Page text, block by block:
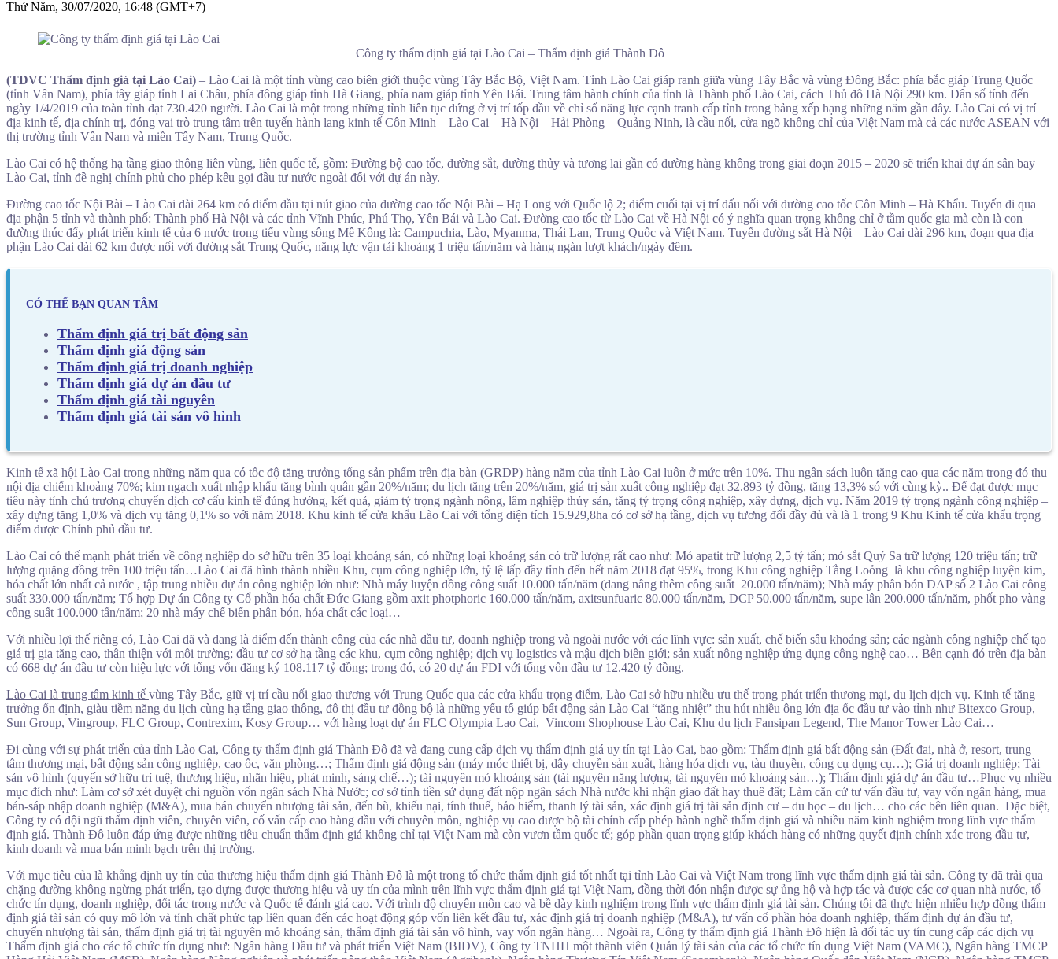
Thứ Năm, 30/07/2020, 16:48 (GMT+7)
Công ty thẩm định giá tại Lào Cai – Thẩm định giá Thành Đô
(TDVC Thẩm định giá tại Lào Cai) – Lào Cai là một tỉnh vùng cao biên giới thuộc vùng Tây Bắc Bộ, Việt Nam. Tỉnh Lào Cai giáp ranh giữa vùng Tây Bắc và vùng Đông Bắc: phía bắc giáp Trung Quốc
(tỉnh Vân Nam), phía tây giáp tỉnh Lai Châu, phía đông giáp tỉnh Hà Giang, phía nam giáp tỉnh Yên Bái. Trung tâm hành chính của tỉnh là Thành phố Lào Cai, cách Thủ đô Hà Nội 290 km. Dân số tính đến
ngày 1/4/2019 của toàn tỉnh đạt 730.420 người. Lào Cai là một trong những tỉnh liên tục đứng ở vị trí tốp đầu về chỉ số năng lực cạnh tranh cấp tỉnh trong bảng xếp hạng những năm gần đây. Lào Cai có vị trí
địa kinh tế, địa chính trị, đóng vai trò trung tâm trên tuyến hành lang kinh tế Côn Minh – Lào Cai – Hà Nội – Hải Phòng – Quảng Ninh, là cầu nối, cửa ngõ không chỉ của Việt Nam mà cả các nước ASEAN với
thị trường tỉnh Vân Nam và miền Tây Nam, Trung Quốc.
Lào Cai có hệ thống hạ tầng giao thông liên vùng, liên quốc tế, gồm: Đường bộ cao tốc, đường sắt, đường thủy và tương lai gần có đường hàng không trong giai đoạn 2015 – 2020 sẽ triển khai dự án sân bay
Lào Cai, tỉnh đề nghị chính phủ cho phép kêu gọi đầu tư nước ngoài đối với dự án này.
Đường cao tốc Nội Bài – Lào Cai dài 264 km có điểm đầu tại nút giao của đường cao tốc Nội Bài – Hạ Long với Quốc lộ 2; điểm cuối tại vị trí đấu nối với đường cao tốc Côn Minh – Hà Khẩu. Tuyến đi qua
địa phận 5 tỉnh và thành phố: Thành phố Hà Nội và các tỉnh Vĩnh Phúc, Phú Thọ, Yên Bái và Lào Cai. Đường cao tốc từ Lào Cai về Hà Nội có ý nghĩa quan trọng không chỉ ở tầm quốc gia mà còn là con
đường thúc đẩy phát triển kinh tế của 6 nước trong tiểu vùng sông Mê Kông là: Campuchia, Lào, Myanma, Thái Lan, Trung Quốc và Việt Nam. Tuyến đường sắt Hà Nội – Lào Cai dài 296 km, đoạn qua địa
phận Lào Cai dài 62 km được nối với đường sắt Trung Quốc, năng lực vận tải khoảng 1 triệu tấn/năm và hàng ngàn lượt khách/ngày đêm.
CÓ THỂ BẠN QUAN TÂM
Thẩm định giá trị bất động sản
Thẩm định giá động sản
Thẩm định giá trị doanh nghiệp
Thẩm định giá dự án đầu tư
Thẩm định giá tài nguyên
Thẩm định giá tài sản vô hình
Kinh tế xã hội Lào Cai trong những năm qua có tốc độ tăng trưởng tổng sản phẩm trên địa bàn (GRDP) hàng năm của tỉnh Lào Cai luôn ở mức trên 10%. Thu ngân sách luôn tăng cao qua các năm trong đó thu
nội địa chiếm khoảng 70%; kim ngạch xuất nhập khẩu tăng bình quân gần 20%/năm; du lịch tăng trên 20%/năm, giá trị sản xuất công nghiệp đạt 32.893 tỷ đồng, tăng 13,3% só với cùng kỳ.. Để đạt được mục
tiêu này tỉnh chủ trương chuyển dịch cơ cấu kinh tế đúng hướng, kết quả, giảm tỷ trọng ngành nông, lâm nghiệp thủy sản, tăng tỷ trọng công nghiệp, xây dựng, dịch vụ. Năm 2019 tỷ trọng ngành công nghiệp –
xây dựng tăng 1,0% và dịch vụ tăng 0,1% so với năm 2018. Khu kinh tế cửa khẩu Lào Cai với tổng diện tích 15.929,8ha có cơ sở hạ tầng, dịch vụ tương đối đầy đủ và là 1 trong 9 Khu Kinh tế cửa khẩu trọng
điểm được Chính phủ đầu tư.
Lào Cai có thế mạnh phát triển về công nghiệp do sở hữu trên 35 loại khoáng sản, có những loại khoáng sản có trữ lượng rất cao như: Mỏ apatit trữ lượng 2,5 tỷ tấn; mỏ sắt Quý Sa trữ lượng 120 triệu tấn; trữ
lượng quặng đồng trên 100 triệu tấn…Lào Cai đã hình thành nhiều Khu, cụm công nghiệp lớn, tỷ lệ lấp đầy tỉnh đến hết năm 2018 đạt 95%, trong Khu công nghiệp Tằng Loỏng là khu công nghiệp luyện kim,
hóa chất lớn nhất cả nước , tập trung nhiều dự án công nghiệp lớn như: Nhà máy luyện đồng công suất 10.000 tấn/năm (đang nâng thêm công suất 20.000 tấn/năm); Nhà máy phân bón DAP số 2 Lào Cai công
suất 330.000 tấn/năm; Tổ hợp Dự án Công ty Cổ phần hóa chất Đức Giang gồm axit photphoric 160.000 tấn/năm, axitsunfuaric 80.000 tấn/năm, DCP 50.000 tấn/năm, supe lân 200.000 tấn/năm, phốt pho vàng
công suất 100.000 tấn/năm; 20 nhà máy chế biến phân bón, hóa chất các loại…
Với nhiều lợi thế riêng có, Lào Cai đã và đang là điểm đến thành công của các nhà đầu tư, doanh nghiệp trong và ngoài nước với các lĩnh vực: sản xuất, chế biến sâu khoáng sản; các ngành công nghiệp chế tạo
giá trị gia tăng cao, thân thiện với môi trường; đầu tư cơ sở hạ tầng các khu, cụm công nghiệp; dịch vụ logistics và mậu dịch biên giới; sản xuất nông nghiệp ứng dụng công nghệ cao… Bên cạnh đó trên địa bàn
có 668 dự án đầu tư còn hiệu lực với tổng vốn đăng ký 108.117 tỷ đồng; trong đó, có 20 dự án FDI với tổng vốn đầu tư 12.420 tỷ đồng.
Lào Cai là trung tâm kinh tế vùng Tây Bắc, giữ vị trí cầu nối giao thương với Trung Quốc qua các cửa khẩu trọng điểm, Lào Cai sở hữu nhiều ưu thế trong phát triển thương mại, du lịch dịch vụ. Kinh tế tăng
trưởng ổn định, giàu tiềm năng du lịch cùng hạ tầng giao thông, đô thị đầu tư đồng bộ là những yếu tố giúp bất động sản Lào Cai “tăng nhiệt” thu hút nhiều ông lớn địa ốc đầu tư vào tỉnh như Bitexco Group,
Sun Group, Vingroup, FLC Group, Contrexim, Kosy Group… với hàng loạt dự án FLC Olympia Lao Cai, Vincom Shophouse Lào Cai, Khu du lịch Fansipan Legend, The Manor Tower Lào Cai…
Đi cùng với sự phát triển của tỉnh Lào Cai, Công ty thẩm định giá Thành Đô đã và đang cung cấp dịch vụ thẩm định giá uy tín tại Lào Cai, bao gồm: Thẩm định giá bất động sản (Đất đai, nhà ở, resort, trung
tâm thương mại, bất động sản công nghiệp, cao ốc, văn phòng…; Thẩm định giá động sản (máy móc thiết bị, dây chuyền sản xuất, hàng hóa dịch vụ, tàu thuyền, công cụ dụng cụ…); Giá trị doanh nghiệp; Tài
sản vô hình (quyến sở hữu trí tuệ, thương hiệu, nhãn hiệu, phát minh, sáng chế…); tài nguyên mỏ khoáng sản (tài nguyên năng lượng, tài nguyên mỏ khoáng sản…); Thẩm định giá dự án đầu tư…Phục vụ nhiều
mục đích như: Làm cơ sở xét duyệt chi nguồn vốn ngân sách Nhà Nước; cơ sở tính tiền sử dụng đất nộp ngân sách Nhà nước khi nhận giao đất hay thuê đất; Làm căn cứ tư vấn đầu tư, vay vốn ngân hàng, mua
bán-sáp nhập doanh nghiệp (M&A), mua bán chuyển nhượng tài sản, đến bù, khiếu nại, tính thuế, bảo hiểm, thanh lý tài sản, xác định giá trị tài sản định cư – du học – du lịch… cho các bên liên quan. Đặc biệt,
Công ty có đội ngũ thẩm định viên, chuyên viên, cố vấn cấp cao hàng đầu với chuyên môn, nghiệp vụ cao được bộ tài chính cấp phép hành nghề thẩm định giá và nhiều năm kinh nghiệm trong lĩnh vực thẩm
định giá. Thành Đô luôn đáp ứng được những tiêu chuẩn thẩm định giá không chỉ tại Việt Nam mà còn vươn tầm quốc tế; góp phần quan trọng giúp khách hàng có những quyết định chính xác trong đầu tư,
kinh doanh và mua bán minh bạch trên thị trường.
Với mục tiêu của là khẳng định uy tín của thương hiệu thẩm định giá Thành Đô là một trong tổ chức thẩm định giá tốt nhất tại tỉnh Lào Cai và Việt Nam trong lĩnh vực thẩm định giá tài sản. Công ty đã trải qua
chặng đường không ngừng phát triển, tạo dựng được thương hiệu và uy tín của mình trên lĩnh vực thẩm định giá tại Việt Nam, đồng thời đón nhận được sự ủng hộ và hợp tác và được các cơ quan nhà nước, tổ
chức tín dụng, doanh nghiệp, đối tác trong nước và Quốc tế đánh giá cao. Với trình độ chuyên môn cao và bề dày kinh nghiệm trong lĩnh vực thẩm định giá tài sản. Chúng tôi đã thực hiện nhiều hợp đồng thẩm
định giá tài sản có quy mô lớn và tính chất phức tạp liên quan đến các hoạt động góp vốn liên kết đầu tư, xác định giá trị doanh nghiệp (M&A), tư vấn cổ phần hóa doanh nghiệp, thẩm định dự án đầu tư,
chuyển nhượng tài sản, thẩm định giá trị tài nguyên mỏ khoáng sản, thẩm định giá tài sản vô hình, vay vốn ngân hàng… Ngoài ra, Công ty thẩm định giá Thành Đô hiện là đối tác uy tín cung cấp các dịch vụ
Thẩm định giá cho các tổ chức tín dụng như: Ngân hàng Đầu tư và phát triển Việt Nam (BIDV), Công ty TNHH một thành viên Quản lý tài sản của các tổ chức tín dụng Việt Nam (VAMC), Ngân hàng TMCP